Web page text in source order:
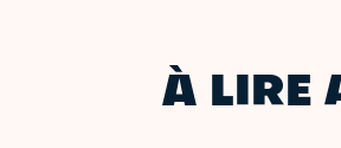
À LIRE